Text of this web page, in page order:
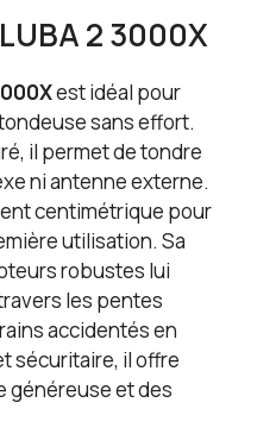
2 3000X
est idéal pour
sans effort.
il permet de tondre
ni antenne externe.
centimétrique pour
utilisation. Sa
robustes lui
les pentes
accidentés en
sécuritaire, il offre
généreuse et des